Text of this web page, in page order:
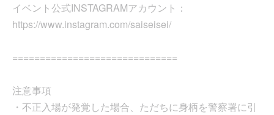
イベント公式INSTAGRAMアカウント：
https://www.instagram.com/saiseisei/
==============================
注意事項
・不正入場が発覚した場合、ただちに身柄を警察署に引